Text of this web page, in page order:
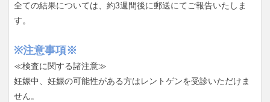
全ての結果については、約3週間後に郵送にてご報告いたしま
す。
※注意事項※
≪検査に関する諸注意≫
妊娠中、妊娠の可能性がある方はレントゲンを受診いただけま
せん。